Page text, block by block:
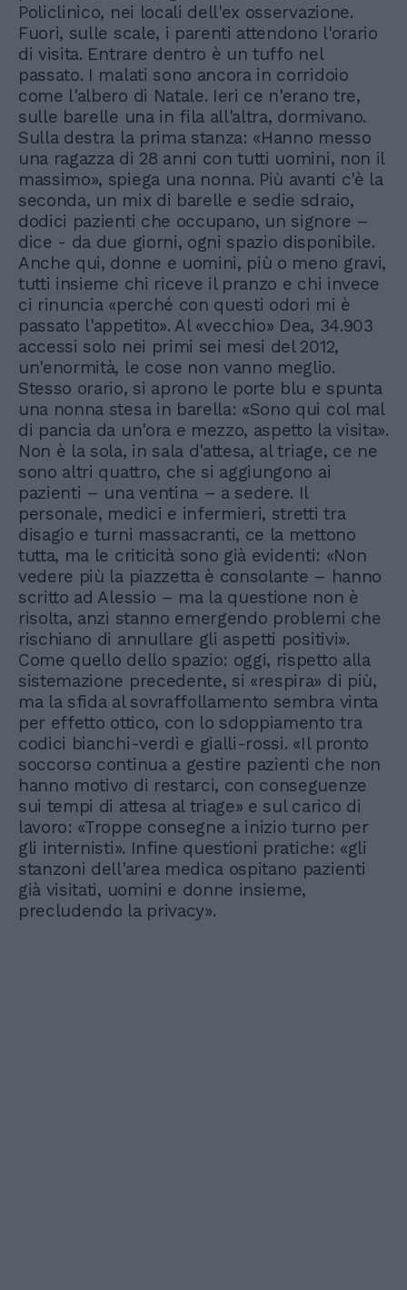
Policlinico, nei locali dell'ex osservazione.
Fuori, sulle scale, i parenti attendono l'orario
di visita. Entrare dentro è un tuffo nel
passato. I malati sono ancora in corridoio
come l'albero di Natale. Ieri ce n'erano tre,
sulle barelle una in fila all'altra, dormivano.
Sulla destra la prima stanza: «Hanno messo
una ragazza di 28 anni con tutti uomini, non il
massimo», spiega una nonna. Più avanti c'è la
seconda, un mix di barelle e sedie sdraio,
dodici pazienti che occupano, un signore –
dice - da due giorni, ogni spazio disponibile.
Anche qui, donne e uomini, più o meno gravi,
tutti insieme chi riceve il pranzo e chi invece
ci rinuncia «perché con questi odori mi è
passato l'appetito». Al «vecchio» Dea, 34.903
accessi solo nei primi sei mesi del 2012,
un'enormità, le cose non vanno meglio.
Stesso orario, si aprono le porte blu e spunta
una nonna stesa in barella: «Sono qui col mal
di pancia da un'ora e mezzo, aspetto la visita».
Non è la sola, in sala d'attesa, al triage, ce ne
sono altri quattro, che si aggiungono ai
pazienti – una ventina – a sedere. Il
personale, medici e infermieri, stretti tra
disagio e turni massacranti, ce la mettono
tutta, ma le criticità sono già evidenti: «Non
vedere più la piazzetta è consolante – hanno
scritto ad Alessio – ma la questione non è
risolta, anzi stanno emergendo problemi che
rischiano di annullare gli aspetti positivi».
Come quello dello spazio: oggi, rispetto alla
sistemazione precedente, si «respira» di più,
ma la sfida al sovraffollamento sembra vinta
per effetto ottico, con lo sdoppiamento tra
codici bianchi-verdi e gialli-rossi. «Il pronto
soccorso continua a gestire pazienti che non
hanno motivo di restarci, con conseguenze
sui tempi di attesa al triage» e sul carico di
lavoro: «Troppe consegne a inizio turno per
gli internisti». Infine questioni pratiche: «gli
stanzoni dell'area medica ospitano pazienti
già visitati, uomini e donne insieme,
precludendo la privacy».